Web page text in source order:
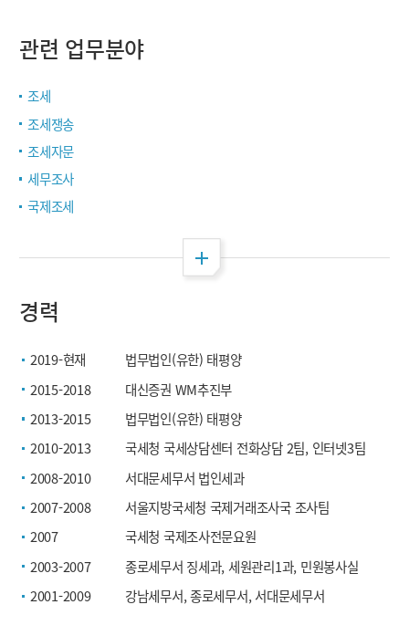
관련 업무분야
조세
조세쟁송
조세자문
세무조사
국제조세
경력
2019-현재
법무법인(유한) 태평양
2015-2018
대신증권 WM추진부
2013-2015
법무법인(유한) 태평양
2010-2013
국세청 국세상담센터 전화상담 2팀, 인터넷3팀
2008-2010
서대문세무서 법인세과
2007-2008
서울지방국세청 국제거래조사국 조사팀
2007
국세청 국제조사전문요원
2003-2007
종로세무서 징세과, 세원관리1과, 민원봉사실
2001-2009
강남세무서, 종로세무서, 서대문세무서